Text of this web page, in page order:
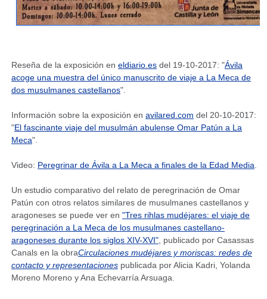
Reseña de la exposición en eldiario.es del 19-10-2017: "Ávila
acoge una muestra del único manuscrito de viaje a La Meca de
dos musulmanes castellanos".
Información sobre la exposición en avilared.com del 20-10-2017:
"El fascinante viaje del musulmán abulense Omar Patún a La
Meca".
Video: Peregrinar de Ávila a La Meca a finales de la Edad Media
Un estudio comparativo del relato de peregrinación de Omar
Patún con otros relatos similares de musulmanes castellanos y
aragoneses se puede ver en "Tres rihlas mudéjares: el viaje de
peregrinación a La Meca de los musulmanes castellano-
aragoneses durante los siglos XIV-XVI" , publicado por Casassas
Canals en la obraCirculaciones mudéjares y moriscas: redes de
contacto y representaciones publicada por Alicia Kadri, Yolanda
Moreno Moreno y Ana Echevarría Arsuaga.